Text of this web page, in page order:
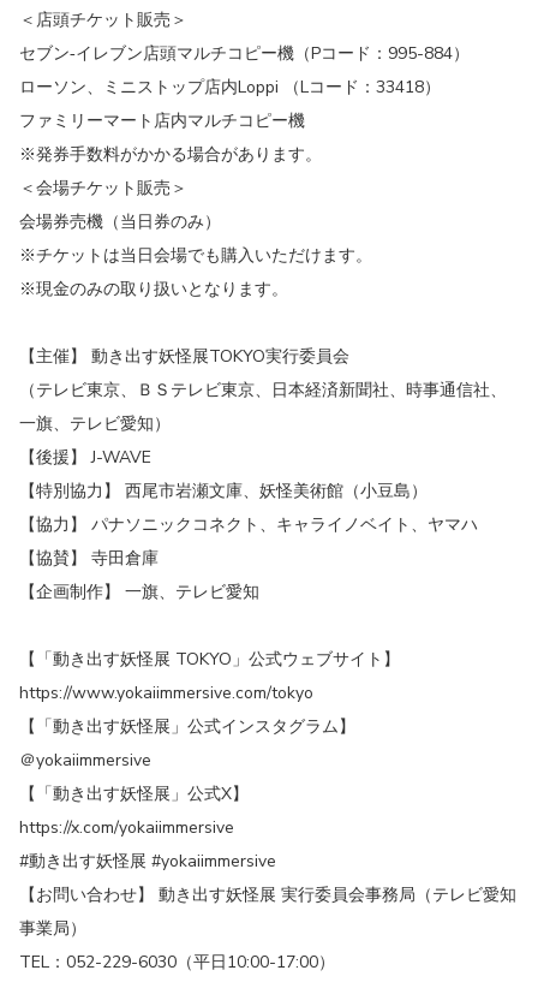
＜店頭チケット販売＞
セブン‐イレブン店頭マルチコピー機（Pコード：995-884）
ローソン、ミニストップ店内Loppi （Lコード：33418）
ファミリーマート店内マルチコピー機
※発券手数料がかかる場合があります。
＜会場チケット販売＞
会場券売機（当日券のみ）
※チケットは当日会場でも購入いただけます。
※現金のみの取り扱いとなります。
【主催】 動き出す妖怪展TOKYO実行委員会
（テレビ東京、ＢＳテレビ東京、日本経済新聞社、時事通信社、
一旗、テレビ愛知）
【後援】 J-WAVE
【特別協力】 西尾市岩瀬文庫、妖怪美術館（小豆島）
【協力】 パナソニックコネクト、キャライノベイト、ヤマハ
【協賛】 寺田倉庫
【企画制作】 一旗、テレビ愛知
【「動き出す妖怪展 TOKYO」公式ウェブサイト】
https://www.yokaiimmersive.com/tokyo
【「動き出す妖怪展」公式インスタグラム】
＠yokaiimmersive
【「動き出す妖怪展」公式X】
https://x.com/yokaiimmersive
#動き出す妖怪展 #yokaiimmersive
【お問い合わせ】 動き出す妖怪展 実⾏委員会事務局（テレビ愛知
事業局）
TEL：052-229-6030（平日10:00-17:00）